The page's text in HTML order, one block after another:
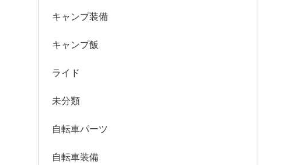
キャンプ装備
キャンプ飯
ライド
未分類
自転車パーツ
自転車装備